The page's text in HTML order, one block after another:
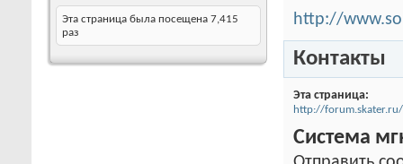
Эта страница была посещена 7,415
раз
http://
Контакты
Эта страница
http://
Система